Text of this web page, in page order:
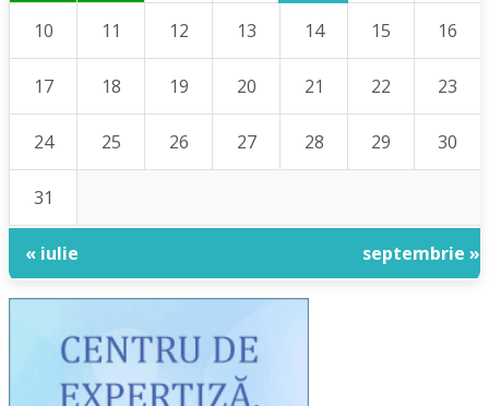
10 11 12 13 14 15 16
17 18 19 20 21 22 23
24 25 26 27 28 29 30
31
« iulie septembrie »